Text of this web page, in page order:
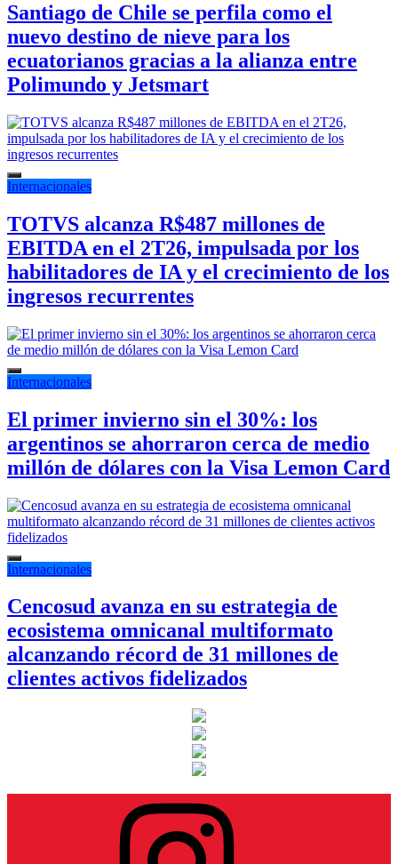
Santiago de Chile se perfila como el
nuevo destino de nieve para los
ecuatorianos gracias a la alianza entre
Polimundo y Jetsmart
Internacionales
TOTVS alcanza R$487 millones de
EBITDA en el 2T26, impulsada por los
habilitadores de IA y el crecimiento de los
ingresos recurrentes
Internacionales
El primer invierno sin el 30%: los
argentinos se ahorraron cerca de medio
millón de dólares con la Visa Lemon Card
Internacionales
Cencosud avanza en su estrategia de
ecosistema omnicanal multiformato
alcanzando récord de 31 millones de
clientes activos fidelizados